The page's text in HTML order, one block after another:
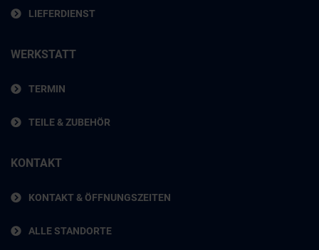
LIEFERDIENST
WERKSTATT
TERMIN
TEILE & ZUBEHÖR
KONTAKT
KONTAKT & ÖFFNUNGSZEITEN
ALLE STANDORTE